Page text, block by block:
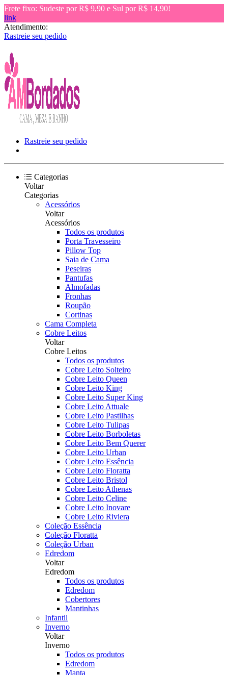
Frete fixo: Sudeste por R$ 9,90 e Sul por R$ 14,90!
link
Atendimento:
Rastreie seu pedido
Rastreie seu pedido
Categorias
Voltar
Categorias
Acessórios
Voltar
Acessórios
Todos os produtos
Porta Travesseiro
Pillow Top
Saia de Cama
Peseiras
Pantufas
Almofadas
Fronhas
Roupão
Cortinas
Cama Completa
Cobre Leitos
Voltar
Cobre Leitos
Todos os produtos
Cobre Leito Solteiro
Cobre Leito Queen
Cobre Leito King
Cobre Leito Super King
Cobre Leito Attuale
Cobre Leito Pastilhas
Cobre Leito Tulipas
Cobre Leito Borboletas
Cobre Leito Bem Querer
Cobre Leito Urban
Cobre Leito Essência
Cobre Leito Floratta
Cobre Leito Bristol
Cobre Leito Athenas
Cobre Leito Celine
Cobre Leito Inovare
Cobre Leito Riviera
Coleção Essência
Coleção Floratta
Coleção Urban
Edredom
Voltar
Edredom
Todos os produtos
Edredom
Cobertores
Mantinhas
Infantil
Inverno
Voltar
Inverno
Todos os produtos
Edredom
Manta